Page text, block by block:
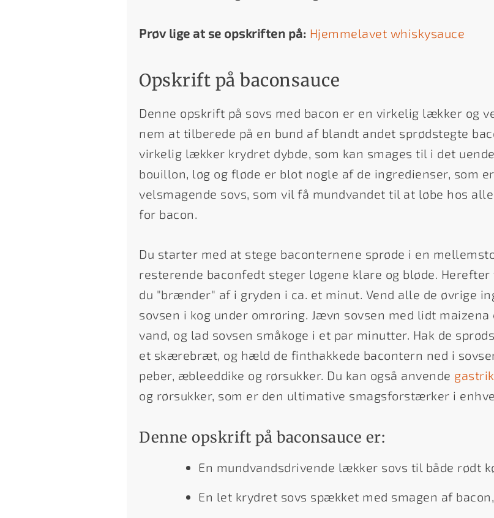
Prøv lige at se opskriften på: Hjemmelavet whiskysauce
Opskrift på baconsauce
Denne opskrift på sovs med bacon er en virkelig lækker og
nem at tilberede på en bund af blandt andet sprødstegte
virkelig lækker krydret dybde, som kan smages til i det
bouillon, løg og fløde er blot nogle af de ingredienser, som
velsmagende sovs, som vil få mundvandet til at løbe hos
for bacon.
Du starter med at stege baconternene sprøde i en
resterende baconfedt steger løgene klare og bløde.
du "brænder" af i gryden i ca. et minut. Vend alle de øvrige
sovsen i kog under omrøring. Jævn sovsen med lidt
vand, og lad sovsen småkoge i et par minutter. Hak de
et skærebræt, og hæld de finthakkede bacontern ned i
peber, æbleeddike og rørsukker. Du kan også anvende gastrik
og rørsukker, som er den ultimative smagsforstærker i
Denne opskrift på baconsauce er:
En mundvandsdrivende lækker sovs til både rødt
En let krydret sovs spækket med smagen af